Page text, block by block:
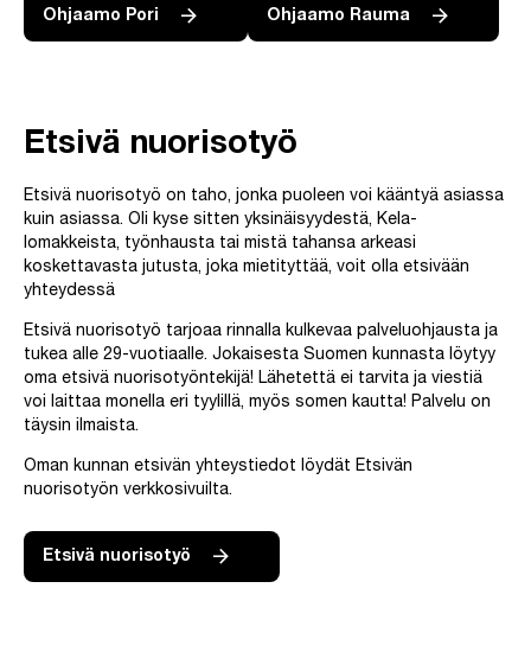
Ohjaamo Pori Ohjaamo Rauma
Etsivä nuorisotyö
Etsivä nuorisotyö on taho, jonka puoleen voi kääntyä asiassa
kuin asiassa. Oli kyse sitten yksinäisyydestä, Kela-
lomakkeista, työnhausta tai mistä tahansa arkeasi
koskettavasta jutusta, joka mietityttää, voit olla etsivään
yhteydessä
Etsivä nuorisotyö tarjoaa rinnalla kulkevaa palveluohjausta ja
tukea alle 29-vuotiaalle. Jokaisesta Suomen kunnasta löytyy
oma etsivä nuorisotyöntekijä! Lähetettä ei tarvita ja viestiä
voi laittaa monella eri tyylillä, myös somen kautta! Palvelu on
täysin ilmaista.
Oman kunnan etsivän yhteystiedot löydät Etsivän
nuorisotyön verkkosivuilta.
Etsivä nuorisotyö